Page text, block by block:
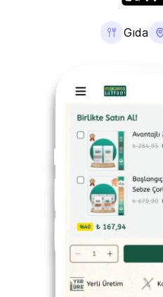
Gıda